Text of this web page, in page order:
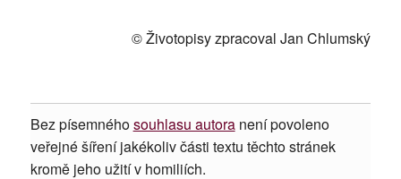
© Životopisy zpracoval Jan Chlumský
Bez písemnéhosouhlasu autoranení povoleno
veřejné šíření jakékoliv části textu těchto stránek
kromě jeho užití v homiliích.